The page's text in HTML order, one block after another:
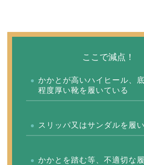
ここで減点！
かかとが高いハイヒール、
程度厚い靴を履いている
スリッパ又はサンダルを履
かかとを踏む等、不適切な